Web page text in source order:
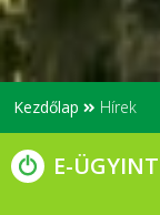
Kezdőlap Hírek
E-